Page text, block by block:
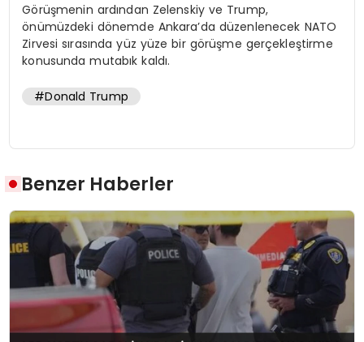
Görüşmenin ardından Zelenskiy ve Trump,
önümüzdeki dönemde Ankara’da düzenlenecek NATO
Zirvesi sırasında yüz yüze bir görüşme gerçekleştirme
konusunda mutabık kaldı.
#Donald Trump
Benzer Haberler